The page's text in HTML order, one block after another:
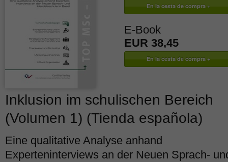
E-Book
EUR 38,45
Inklusion im schulischen Bereich
(Volumen 1) (Tienda española)
Eine qualitative Analyse anhand
Experteninterviews an der Neuen Sprach-